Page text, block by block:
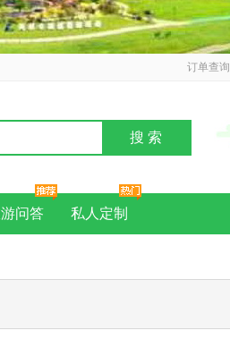
订单查询
搜 索
问答 私人定制